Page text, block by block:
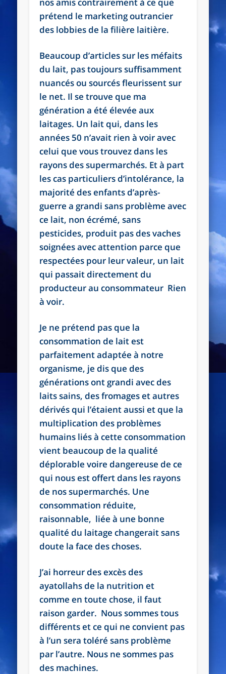
prétend le marketing outrancier
des lobbies de la filière laitière.
Beaucoup d’articles sur les méfaits
du lait, pas toujours suffisamment
nuancés ou sourcés fleurissent sur
le net. Il se trouve que ma
génération a été élevée aux
laitages. Un lait qui, dans les
années 50 n’avait rien à voir avec
celui que vous trouvez dans les
rayons des supermarchés. Et à part
les cas particuliers d’intolérance, la
majorité des enfants d’après-
guerre a grandi sans problème avec
ce lait, non écrémé, sans
pesticides, produit pas des vaches
soignées avec attention parce que
respectées pour leur valeur, un lait
qui passait directement du
producteur au consommateur Rien
à voir.
Je ne prétend pas que la
consommation de lait est
parfaitement adaptée à notre
organisme, je dis que des
générations ont grandi avec des
laits sains, des fromages et autres
dérivés qui l’étaient aussi et que la
multiplication des problèmes
humains liés à cette consommation
vient beaucoup de la qualité
déplorable voire dangereuse de ce
qui nous est offert dans les rayons
de nos supermarchés. Une
consommation réduite,
raisonnable, liée à une bonne
qualité du laitage changerait sans
doute la face des choses.
J’ai horreur des excès des
ayatollahs de la nutrition et
comme en toute chose, il faut
raison garder. Nous sommes tous
différents et ce qui ne convient pas
à l’un sera toléré sans problème
par l’autre. Nous ne sommes pas
des machines.